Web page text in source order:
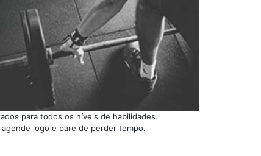
para todos os níveis de habilidades.
logo e pare de perder tempo.